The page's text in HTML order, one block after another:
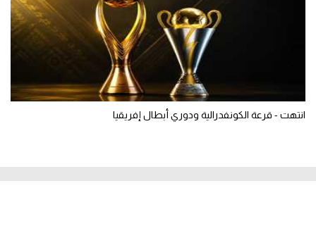
انتهت - قرعة الكونفدرالية ودوري أبطال إفريقيا